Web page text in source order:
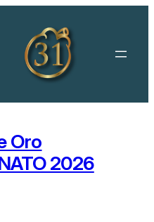
Oro
2026